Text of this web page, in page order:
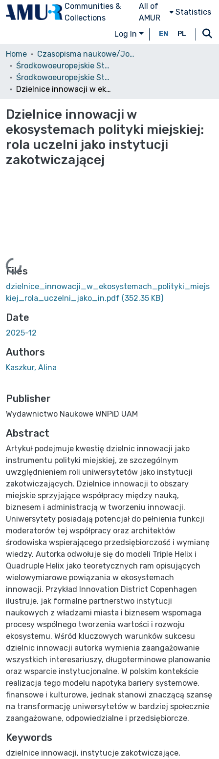
Communities &
Collections
All of
AMUR
Statistics
Log In EN PL
Home
Czasopisma naukowe/Journals
Środkowoeuropejskie Studia Polityczne i Medioznawcze
Środkowoeuropejskie Studia Polityczne, 2025, nr 2
Dzielnice innowacji w ekosystemach polityki miejskiej: rola uczelni jako instytucji zakotwiczającej
Dzielnice innowacji w
ekosystemach polityki miejskiej:
rola uczelni jako instytucji
zakotwiczającej
Loading...
Files
dzielnice_innowacji_w_ekosystemach_polityki_miejs
kiej_rola_uczelni_jako_in.pdf (352.35 KB)
Date
2025-12
Authors
Kaszkur, Alina
Publisher
Wydawnictwo Naukowe WNPiD UAM
Abstract
Artykuł podejmuje kwestię dzielnic innowacji jako
instrumentu polityki miejskiej, ze szczególnym
uwzględnieniem roli uniwersytetów jako instytucji
zakotwiczających. Dzielnice innowacji to obszary
miejskie sprzyjające współpracy między nauką,
biznesem i administracją w tworzeniu innowacji.
Uniwersytety posiadają potencjał do pełnienia funkcji
moderatorów tej współpracy oraz architektów
środowiska wspierającego przedsiębiorczość i wymianę
wiedzy. Autorka odwołuje się do modeli Triple Helix i
Quadruple Helix jako teoretycznych ram opisujących
wielowymiarowe powiązania w ekosystemach
innowacji. Przykład Innovation District Copenhagen
ilustruje, jak formalne partnerstwo instytucji
naukowych z władzami miasta i biznesem wspomaga
procesy wspólnego tworzenia wartości i rozwoju
ekosystemu. Wśród kluczowych warunków sukcesu
dzielnic innowacji autorka wymienia zaangażowanie
wszystkich interesariuszy, długoterminowe planowanie
oraz wsparcie instytucjonalne. W polskim kontekście
realizacja tego modelu napotyka bariery systemowe,
finansowe i kulturowe, jednak stanowi znaczącą szansę
na transformację uniwersytetów w bardziej społecznie
zaangażowane, odpowiedzialne i przedsiębiorcze.
Keywords
dzielnice innowacji, instytucje zakotwiczające,